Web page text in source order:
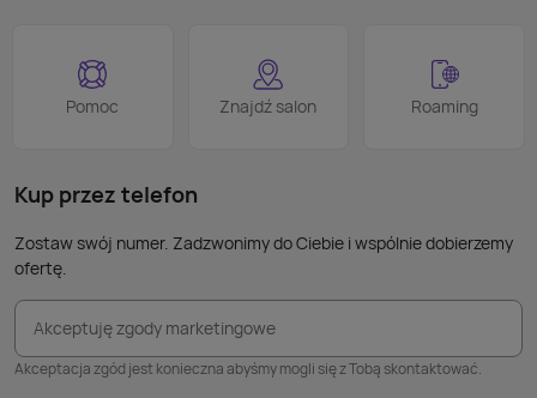
Pomoc Znajdź salon Roaming
Kup przez telefon
Zostaw swój numer. Zadzwonimy do Ciebie i wspólnie dobierzemy
ofertę.
Akceptuję zgody marketingowe
Akceptacja zgód jest konieczna abyśmy mogli się z Tobą skontaktować.